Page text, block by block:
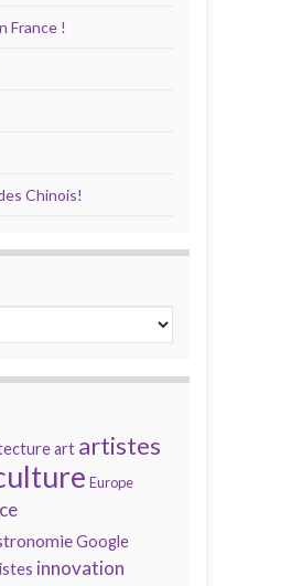
France !
Chinois!
art artistes
Europe
Google
innovation